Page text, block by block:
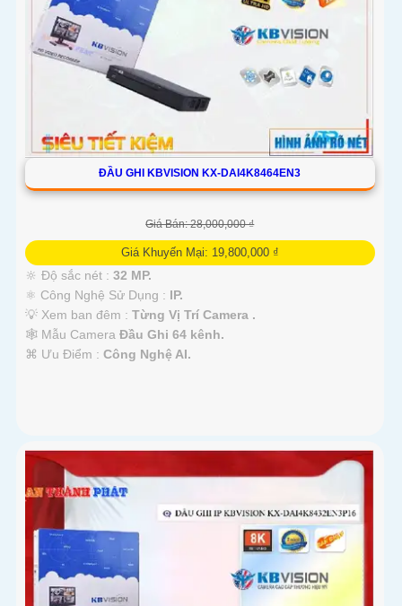
ĐẦU GHI KBVISION KX-DAI4K8464EN3
Giá Bán: 28,000,000 ₫
Giá Khuyến Mại: 19,800,000 ₫
🔆 Độ sắc nét : 32 MP.
⚛️ Công Nghệ Sử Dụng : IP.
💡 Xem ban đêm : Từng Vị Trí Camera .
🕸️ Mẫu Camera Đầu Ghi 64 kênh.
️⌘ Ưu Điểm : Công Nghệ AI.